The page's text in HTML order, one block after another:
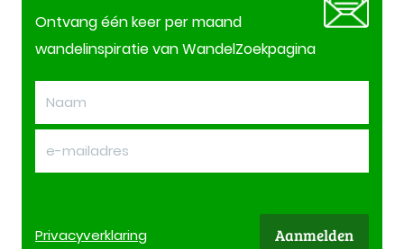
Ontvang één keer per maand
wandelinspiratie van WandelZoekpagina
Privacyverklaring Aanmelden